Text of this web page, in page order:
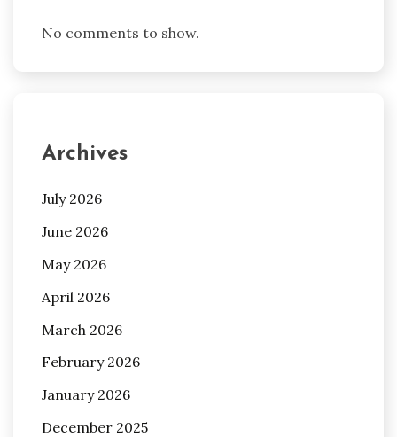
No comments to show.
Archives
July 2026
June 2026
May 2026
April 2026
March 2026
February 2026
January 2026
December 2025